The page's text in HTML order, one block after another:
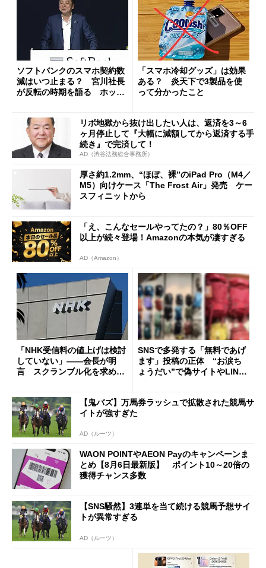
ソフトバンクのスマホ契約数
減はいつ止まる？ 宮川社長
が反転の時期を語る ホッピ
「スマホ冷却グッズ」は効果
ある？ 炎天下で3製品を使
って分かったこと
リボ地獄から抜け出したい人は、返済を3～6
ヶ月停止して『大幅に減額してから返済する手
続き』で完済して！
AD（渋谷法務総合事務所）
厚さ約1.2mm、“ほぼ、裸”のiPad Pro（M4／
M5）向けケース「The Frost Air」発売 ケー
スフィニットから
「え、こんなセールやってたの？」80％OFF
以上が続々登場！Amazonの本気が凄すぎる
AD（Amazon）
「NHK受信料の値上げは検討
していない」――会長が明
言 スクランブル化を求める
SNSで多発する「無料であげ
ます」投稿の正体 “お涙ち
ょうだい”で偽サイトやLINE
【鬼バズ】万馬券ラッシュで拡散された競馬サ
イトが強すぎた
AD（ルーツ）
WAON POINTやAEON Payのキャンペーンま
とめ【8月6日最新版】 ポイント10～20倍の
獲得チャンス多数
【SNS騒然】3連単を当て続ける競馬予想サイ
トが異常すぎる
AD（ルーツ）